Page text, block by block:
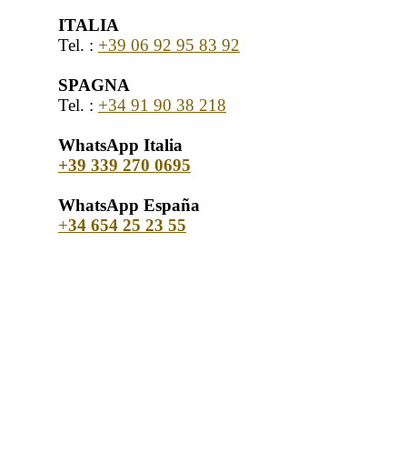
ITALIA
Tel. : +39 06 92 95 83 92
SPAGNA
Tel. : +34 91 90 38 218
WhatsApp Italia
+39 339 270 0695
WhatsApp España
+34 654 25 23 55